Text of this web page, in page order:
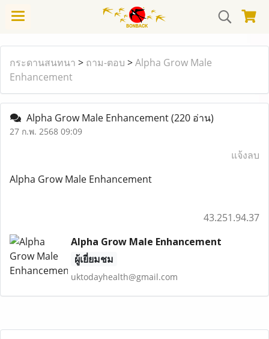
กระดานสนทนา > ถาม-ตอบ >Alpha Grow Male
Enhancement
Alpha Grow Male Enhancement(220 อ่าน)
27 ก.พ. 2568 09:09
แจ้งลบ
Alpha Grow Male Enhancement
43.251.94.37
Alpha Grow Male Enhancement
ผู้เยี่ยมชม
uktodayhealth@gmail.com